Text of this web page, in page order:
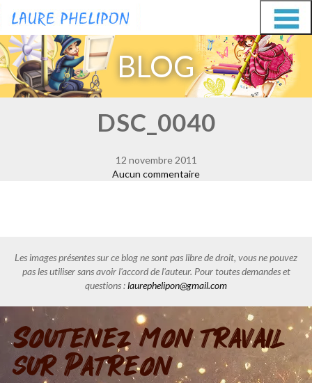
Aller
au
contenu
Aller
au
contenu
BLOG
DSC_0040
12 novembre 2011
Aucun commentaire
Les images présentes sur ce blog ne sont pas libre de droit, vous ne pouvez
pas les utiliser sans avoir l'accord de l'auteur. Pour toutes demandes et
questions :laurephelipon@gmail.com
Soutenez mon travail
sur Patreon